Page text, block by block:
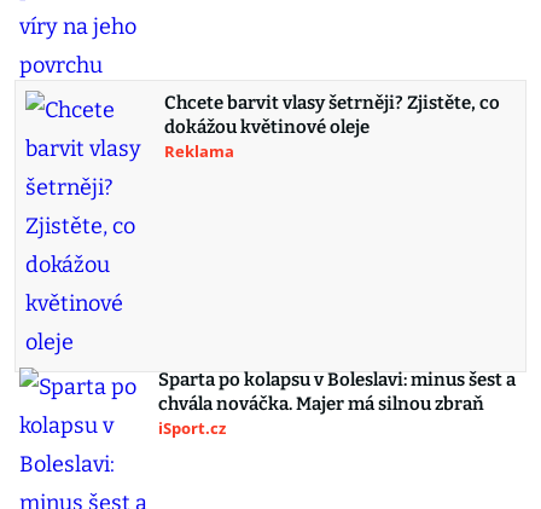
Chcete barvit vlasy šetrněji? Zjistěte, co
dokážou květinové oleje
Reklama
Sparta po kolapsu v Boleslavi: minus šest a
chvála nováčka. Majer má silnou zbraň
iSport.cz